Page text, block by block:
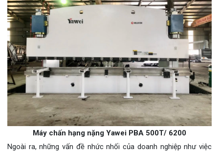
Máy chấn hạng nặng Yawei PBA 500T/ 6200
Ngoài ra, những vấn đề nhức nhối của doanh nghiệp như việc